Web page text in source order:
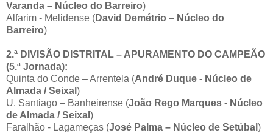
Varanda – Núcleo do Barreiro)
Alfarim - Melidense (David Demétrio – Núcleo do
Barreiro)
2.ª DIVISÃO DISTRITAL – APURAMENTO DO CAMPEÃO
(5.ª Jornada):
Quinta do Conde – Arrentela (André Duque - Núcleo de
Almada / Seixal )
U. Santiago – Banheirense (João Rego Marques - Núcleo
de Almada / Seixal )
Faralhão - Lagameças (José Palma – Núcleo de Setúbal )